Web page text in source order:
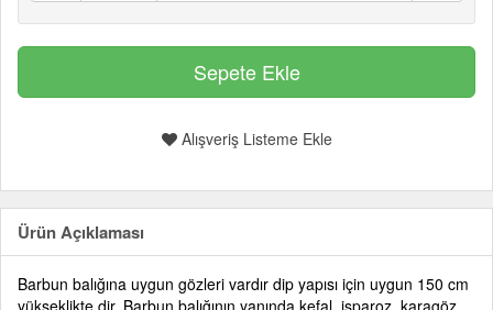
Alışveriş Listeme Ekle
Ürün Açıklaması
Barbun balığına uygun gözleri vardır dip yapısı için uygun 150 cm
yükseklikte dir. Barbun balığının yanında kefal, isparoz ,karagöz,